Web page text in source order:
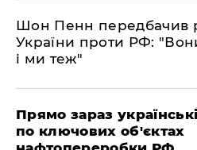
Шон Пенн передбачив
України проти РФ:
і ми теж"
Прямо зараз
по ключових об'єктах